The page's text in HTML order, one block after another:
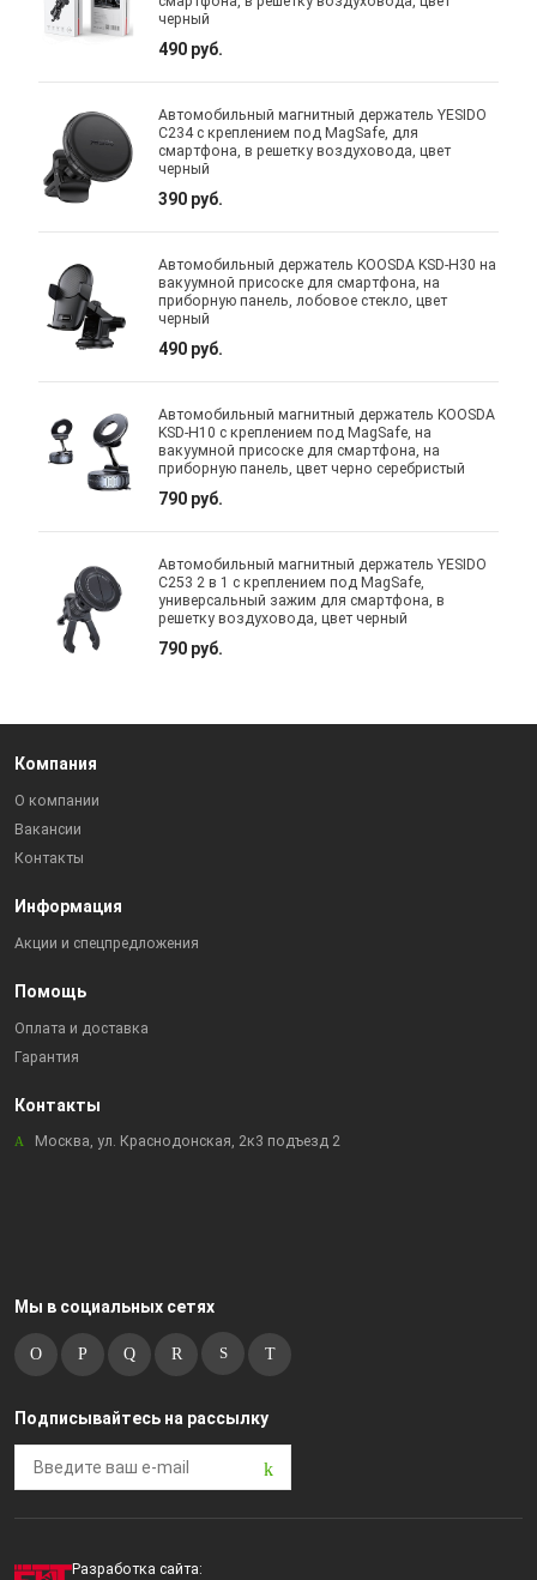
черный
490 руб.
Автомобильный магнитный держатель YESIDO
C234 с креплением под MagSafe, для
смартфона, в решетку воздуховода, цвет
черный
390 руб.
Автомобильный держатель KOOSDA KSD-H30 на
вакуумной присоске для смартфона, на
приборную панель, лобовое стекло, цвет
черный
490 руб.
Автомобильный магнитный держатель KOOSDA
KSD-H10 с креплением под MagSafe, на
вакуумной присоске для смартфона, на
приборную панель, цвет черно серебристый
790 руб.
Автомобильный магнитный держатель YESIDO
C253 2 в 1 с креплением под MagSafe,
универсальный зажим для смартфона, в
решетку воздуховода, цвет черный
790 руб.
Компания
О компании
Вакансии
Контакты
Информация
Акции и спецпредложения
Помощь
Оплата и доставка
Гарантия
Контакты
Москва, ул. Краснодонская, 2к3 подъезд 2
Мы в социальных сетях
Подписывайтесь на рассылку
Разработка сайта: